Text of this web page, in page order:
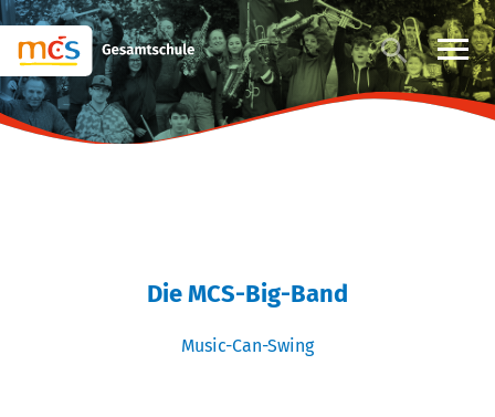
Die MCS-Big-Band
Music-Can-Swing